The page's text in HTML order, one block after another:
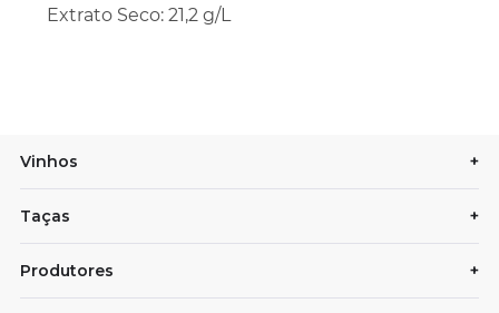
Extrato Seco: 21,2 g/L
Vinhos +
Taças +
Produtores +